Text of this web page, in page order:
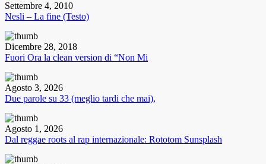
Settembre 4, 2010
Nesli – La fine (Testo)
Dicembre 28, 2018
Fuori Ora la clean version di “Non Mi
Agosto 3, 2026
Due parole su 33 (meglio tardi che mai),
Agosto 1, 2026
Dal reggae roots al rap internazionale: Rototom Sunsplash